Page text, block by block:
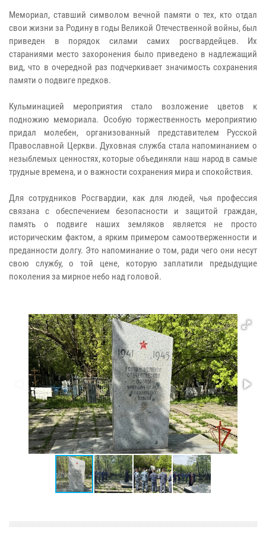
Мемориал, ставший символом вечной памяти о тех, кто отдал
свои жизни за Родину в годы Великой Отечественной войны, был
приведен в порядок силами самих росгвардейцев. Их
стараниями место захоронения было приведено в надлежащий
вид, что в очередной раз подчеркивает значимость сохранения
памяти о подвиге предков.
Кульминацией мероприятия стало возложение цветов к
подножию мемориала. Особую торжественность мероприятию
придал молебен, организованный представителем Русской
Православной Церкви. Духовная служба стала напоминанием о
незыблемых ценностях, которые объединяли наш народ в самые
трудные времена, и о важности сохранения мира и спокойствия.
Для сотрудников Росгвардии, как для людей, чья профессия
связана с обеспечением безопасности и защитой граждан,
память о подвиге наших земляков является не просто
историческим фактом, а ярким примером самоотверженности и
преданности долгу. Это напоминание о том, ради чего они несут
свою службу, о той цене, которую заплатили предыдущие
поколения за мирное небо над головой.